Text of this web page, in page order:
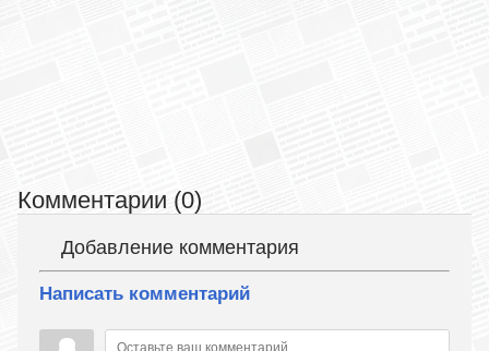
Комментарии (0)
Добавление комментария
Написать комментарий